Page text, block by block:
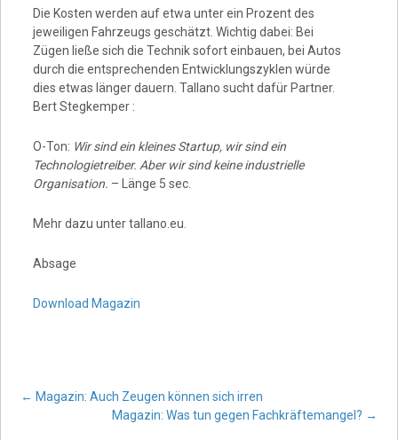
Die Kosten werden auf etwa unter ein Prozent des
jeweiligen Fahrzeugs geschätzt. Wichtig dabei: Bei
Zügen ließe sich die Technik sofort einbauen, bei Autos
durch die entsprechenden Entwicklungszyklen würde
dies etwas länger dauern. Tallano sucht dafür Partner.
Bert Stegkemper :
O-Ton: Wir sind ein kleines Startup, wir sind ein
Technologietreiber. Aber wir sind keine industrielle
Organisation. – Länge 5 sec.
Mehr dazu unter tallano.eu.
Absage
Download Magazin
Post
← Magazin: Auch Zeugen können sich irren
Magazin: Was tun gegen Fachkräftemangel? →